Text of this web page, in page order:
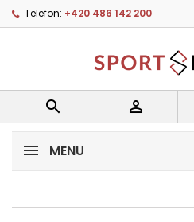
Telefon: +420 486 142 200
 
MENU